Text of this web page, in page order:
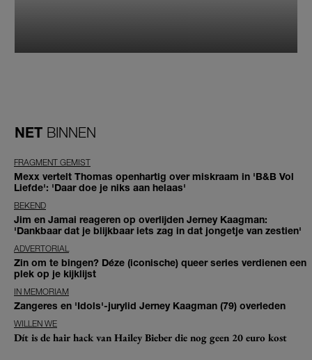
NET BINNEN
FRAGMENT GEMIST
Mexx vertelt Thomas openhartig over miskraam in 'B&B Vol
Liefde': 'Daar doe je niks aan helaas'
BEKEND
Jim en Jamai reageren op overlijden Jerney Kaagman:
'Dankbaar dat je blijkbaar iets zag in dat jongetje van zestien'
ADVERTORIAL
Zin om te bingen? Déze (iconische) queer series verdienen een
plek op je kijklijst
IN MEMORIAM
Zangeres en 'Idols'-jurylid Jerney Kaagman (79) overleden
WILLEN WE
Dít is de hair hack van Hailey Bieber die nog geen 20 euro kost